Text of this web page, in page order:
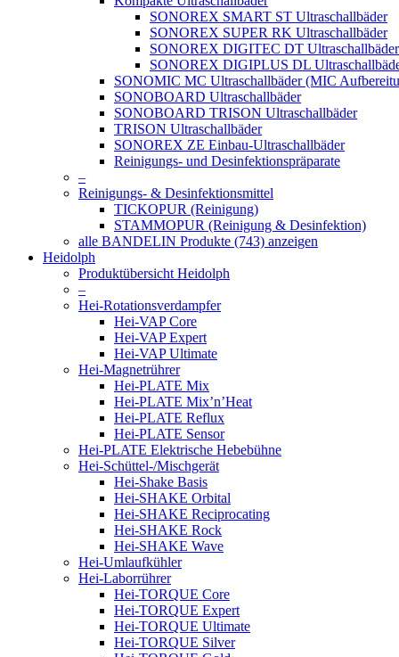
SONOREX SMART ST Ultraschallbäder
SONOREX SUPER RK Ultraschallbäder
SONOREX DIGITEC DT Ultraschallbäder
SONOREX DIGIPLUS DL
SONOMIC MC Ultraschallbäder (MIC
SONOBOARD Ultraschallbäder
SONOBOARD TRISON Ultraschallbäder
TRISON Ultraschallbäder
SONOREX ZE Einbau-Ultraschallbäder
Reinigungs- und Desinfektionspräparate
–
Reinigungs- & Desinfektionsmittel
TICKOPUR (Reinigung)
STAMMOPUR (Reinigung & Desinfektion)
alle BANDELIN Produkte (743) anzeigen
Heidolph
Produktübersicht Heidolph
–
Hei-Rotationsverdampfer
Hei-VAP Core
Hei-VAP Expert
Hei-VAP Ultimate
Hei-Magnetrührer
Hei-PLATE Mix
Hei-PLATE Mix’n’Heat
Hei-PLATE Reflux
Hei-PLATE Sensor
Hei-PLATE Elektrische Hebebühne
Hei-Schüttel-/Mischgerät
Hei-Shake Basis
Hei-SHAKE Orbital
Hei-SHAKE Reciprocating
Hei-SHAKE Rock
Hei-SHAKE Wave
Hei-Umlaufkühler
Hei-Laborrührer
Hei-TORQUE Core
Hei-TORQUE Expert
Hei-TORQUE Ultimate
Hei-TORQUE Silver